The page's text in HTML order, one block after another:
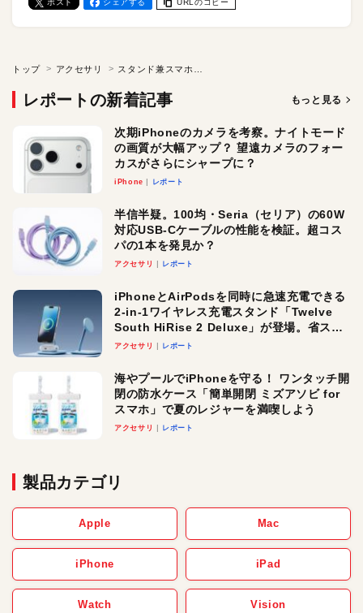
ポスト シェアする URLのコピー
トップ アクセサリ
レポートの新着記事 もっと見る
次期iPhoneのカメラを考察。ナイトモード
の画質が大幅アップ？ 望遠カメラのフォー
カスがさらにシャープに？
iPhone レポート
半信半疑。100均・Seria（セリア）の60W
対応USB-Cケーブルの性能を検証。超コス
パの1本を発見か？
アクセサリ レポート
iPhoneとAirPodsを同時に急速充電できる
2-in-1ワイヤレス充電スタンド「Twelve
South HiRise 2 Deluxe」が登場。省スペ
ースでおしゃれに充電したい人にオスス
アクセサリ レポート
海やプールでiPhoneを守る！ ワンタッチ開
閉の防水ケース「簡単開閉 ミズアソビ for
スマホ」で夏のレジャーを満喫しよう
アクセサリ レポート
製品カテゴリ
Apple Mac
iPhone iPad
Watch Vision